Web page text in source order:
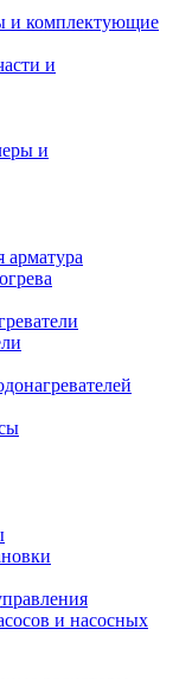
и комплектующие
и
и
арматура
и насосных